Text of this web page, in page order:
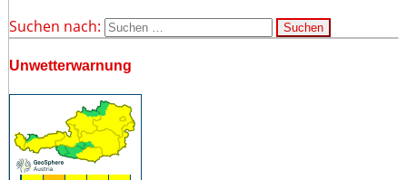
Suchen nach:
Unwetterwarnung